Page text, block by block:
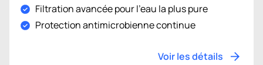
Filtration avancée pour l'eau la plus pure
Protection antimicrobienne continue
Voir les détails